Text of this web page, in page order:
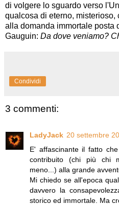
di volgere lo sguardo verso
qualcosa di eterno, misterioso,
alla domanda immortale posta
Gauguin: Da dove veniamo?
Condividi
3 commenti:
LadyJack 20 settembre
E' affascinante il fatto
contribuito (chi più chi
meno...) alla grande
Mi chiedo se all'epoca
davvero la
storico ed immortale. Ma